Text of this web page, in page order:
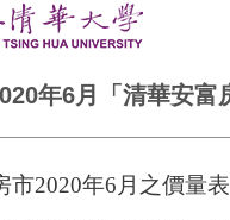
年6月「清華安富
2020年6月之價量